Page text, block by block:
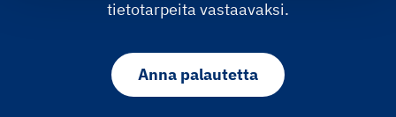
tietotarpeita vastaavaksi.
Anna palautetta